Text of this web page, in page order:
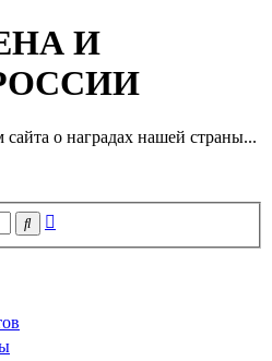
И
о наградах нашей страны...
Поиск